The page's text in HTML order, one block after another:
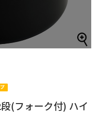
(フォーク付) ハイ